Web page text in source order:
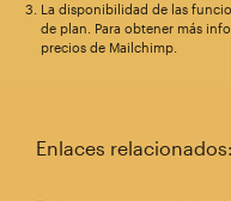
La disponibilidad de las
de plan. Para obtener más
precios de Mailchimp.
Enlaces relacionados: